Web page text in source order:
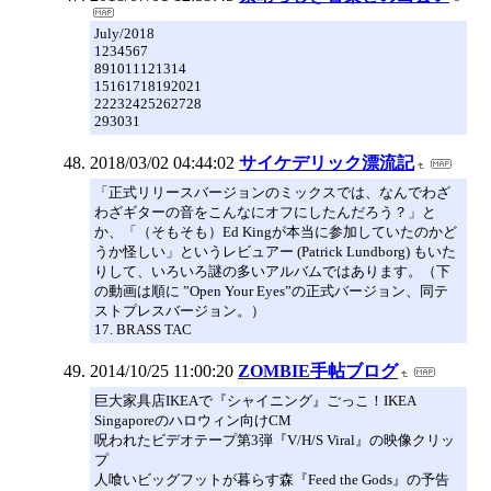
July/2018
1234567
891011121314
15161718192021
22232425262728
293031
2018/03/02 04:44:02 サイケデリック漂流記
「正式リリースバージョンのミックスでは、なんでわざ
わざギターの音をこんなにオフにしたんだろう？」と
か、「（そもそも）Ed Kingが本当に参加していたのかど
うか怪しい」というレビュアー (Patrick Lundborg) もいた
りして、いろいろ謎の多いアルバムではあります。（下
の動画は順に ”Open Your Eyes”の正式バージョン、同テ
ストプレスバージョン。）
17. BRASS TAC
2014/10/25 11:00:20 ZOMBIE手帖ブログ
巨大家具店IKEAで『シャイニング』ごっこ！IKEA
Singaporeのハロウィン向けCM
呪われたビデオテープ第3弾『V/H/S Viral』の映像クリッ
プ
人喰いビッグフットが暮らす森『Feed the Gods』の予告